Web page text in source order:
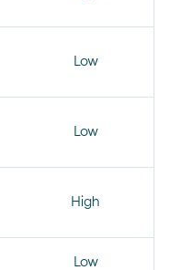
Low
Low
High
Low